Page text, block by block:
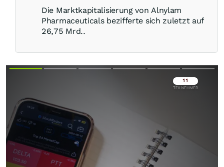
Die Marktkapitalisierung von Alnylam
Pharmaceuticals bezifferte sich zuletzt auf
26,75 Mrd..